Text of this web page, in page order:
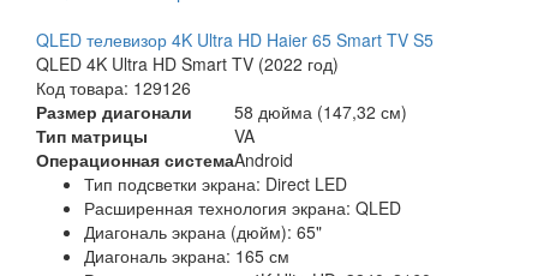
QLED телевизор 4K Ultra HD Haier 65 Smart TV S5
QLED 4K Ultra HD Smart TV (2022 год)
Код товара: 129126
Размер диагонали
58 дюйма (147,32 см)
Тип матрицы
VA
Операционная системаAndroid
Тип подсветки экрана: Direct LED
Расширенная технология экрана: QLED
Диагональ экрана (дюйм): 65"
Диагональ экрана: 165 см